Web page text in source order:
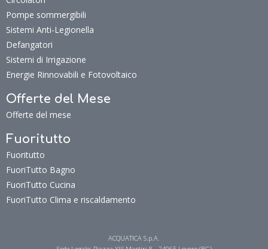
Pompe sommergibili
Sistemi Anti-Legionella
Defangatori
Sistemi di Irrigazione
Energie Rinnovabili e Fotovoltaico
Offerte del Mese
Offerte del mese
Fuoritutto
Fuoritutto
FuoriTutto Bagno
FuoriTutto Cucina
FuoriTutto Clima e riscaldamento
ACQUATICA S.p.A.